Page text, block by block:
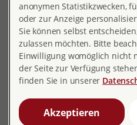
Consultation in case of
unwanted
Consultation in
pregnancy
anonymen Statistikzwecken,
oder zur Anzeige
Sie können selbst
zulassen möchten. Bitte
Einwilligung womöglich nicht
der Seite zur Verfügung
finden Sie in unserer
Akzeptieren